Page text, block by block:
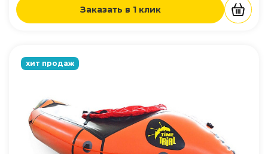
Заказать в 1 клик
хит продаж